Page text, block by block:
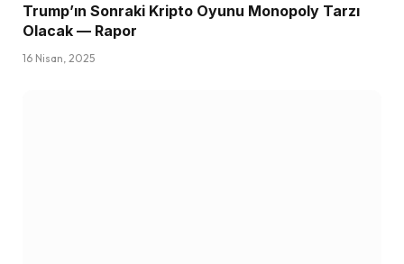
Trump’ın Sonraki Kripto Oyunu Monopoly Tarzı
Olacak — Rapor
16 Nisan, 2025